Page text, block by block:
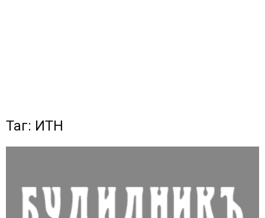
Таг: ИТН